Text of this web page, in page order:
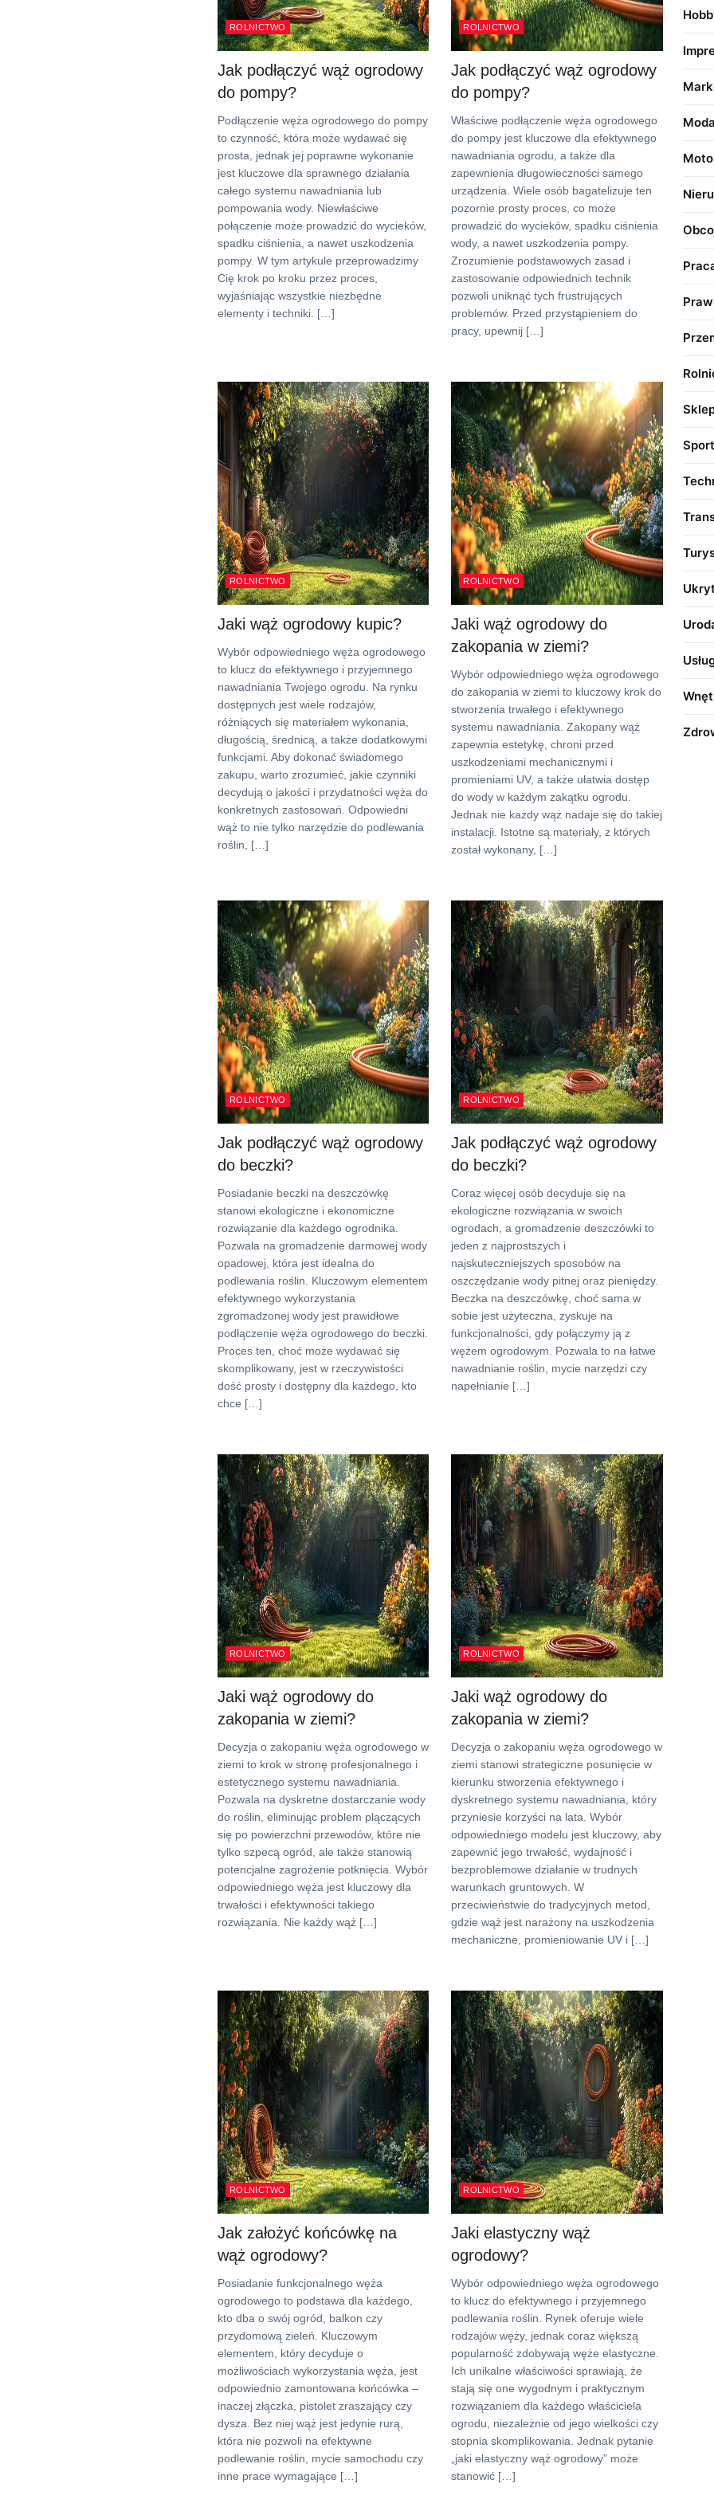
ROLNICTWO
Jak podłączyć wąż ogrodowy
do pompy?
Podłączenie węża ogrodowego do pompy
to czynność, która może wydawać się
prosta, jednak jej poprawne wykonanie
jest kluczowe dla sprawnego działania
całego systemu nawadniania lub
pompowania wody. Niewłaściwe
połączenie może prowadzić do wycieków,
spadku ciśnienia, a nawet uszkodzenia
pompy. W tym artykule przeprowadzimy
Cię krok po kroku przez proces,
wyjaśniając wszystkie niezbędne
elementy i techniki. […]
ROLNICTWO
Jak podłączyć wąż ogrodowy
do pompy?
Właściwe podłączenie węża ogrodowego
do pompy jest kluczowe dla efektywnego
nawadniania ogrodu, a także dla
zapewnienia długowieczności samego
urządzenia. Wiele osób bagatelizuje ten
pozornie prosty proces, co może
prowadzić do wycieków, spadku ciśnienia
wody, a nawet uszkodzenia pompy.
Zrozumienie podstawowych zasad i
zastosowanie odpowiednich technik
pozwoli uniknąć tych frustrujących
problemów. Przed przystąpieniem do
pracy, upewnij […]
ROLNICTWO
Jaki wąż ogrodowy kupic?
Wybór odpowiedniego węża ogrodowego
to klucz do efektywnego i przyjemnego
nawadniania Twojego ogrodu. Na rynku
dostępnych jest wiele rodzajów,
różniących się materiałem wykonania,
długością, średnicą, a także dodatkowymi
funkcjami. Aby dokonać świadomego
zakupu, warto zrozumieć, jakie czynniki
decydują o jakości i przydatności węża do
konkretnych zastosowań. Odpowiedni
wąż to nie tylko narzędzie do podlewania
roślin, […]
ROLNICTWO
Jaki wąż ogrodowy do
zakopania w ziemi?
Wybór odpowiedniego węża ogrodowego
do zakopania w ziemi to kluczowy krok do
stworzenia trwałego i efektywnego
systemu nawadniania. Zakopany wąż
zapewnia estetykę, chroni przed
uszkodzeniami mechanicznymi i
promieniami UV, a także ułatwia dostęp
do wody w każdym zakątku ogrodu.
Jednak nie każdy wąż nadaje się do takiej
instalacji. Istotne są materiały, z których
został wykonany, […]
ROLNICTWO
Jak podłączyć wąż ogrodowy
do beczki?
Posiadanie beczki na deszczówkę
stanowi ekologiczne i ekonomiczne
rozwiązanie dla każdego ogrodnika.
Pozwala na gromadzenie darmowej wody
opadowej, która jest idealna do
podlewania roślin. Kluczowym elementem
efektywnego wykorzystania
zgromadzonej wody jest prawidłowe
podłączenie węża ogrodowego do beczki.
Proces ten, choć może wydawać się
skomplikowany, jest w rzeczywistości
dość prosty i dostępny dla każdego, kto
chce […]
ROLNICTWO
Jak podłączyć wąż ogrodowy
do beczki?
Coraz więcej osób decyduje się na
ekologiczne rozwiązania w swoich
ogrodach, a gromadzenie deszczówki to
jeden z najprostszych i
najskuteczniejszych sposobów na
oszczędzanie wody pitnej oraz pieniędzy.
Beczka na deszczówkę, choć sama w
sobie jest użyteczna, zyskuje na
funkcjonalności, gdy połączymy ją z
wężem ogrodowym. Pozwala to na łatwe
nawadnianie roślin, mycie narzędzi czy
napełnianie […]
ROLNICTWO
Jaki wąż ogrodowy do
zakopania w ziemi?
Decyzja o zakopaniu węża ogrodowego w
ziemi to krok w stronę profesjonalnego i
estetycznego systemu nawadniania.
Pozwala na dyskretne dostarczanie wody
do roślin, eliminując problem plączących
się po powierzchni przewodów, które nie
tylko szpecą ogród, ale także stanowią
potencjalne zagrożenie potknięcia. Wybór
odpowiedniego węża jest kluczowy dla
trwałości i efektywności takiego
rozwiązania. Nie każdy wąż […]
ROLNICTWO
Jaki wąż ogrodowy do
zakopania w ziemi?
Decyzja o zakopaniu węża ogrodowego w
ziemi stanowi strategiczne posunięcie w
kierunku stworzenia efektywnego i
dyskretnego systemu nawadniania, który
przyniesie korzyści na lata. Wybór
odpowiedniego modelu jest kluczowy, aby
zapewnić jego trwałość, wydajność i
bezproblemowe działanie w trudnych
warunkach gruntowych. W
przeciwieństwie do tradycyjnych metod,
gdzie wąż jest narażony na uszkodzenia
mechaniczne, promieniowanie UV i […]
ROLNICTWO
Jak założyć końcówkę na
wąż ogrodowy?
Posiadanie funkcjonalnego węża
ogrodowego to podstawa dla każdego,
kto dba o swój ogród, balkon czy
przydomową zieleń. Kluczowym
elementem, który decyduje o
możliwościach wykorzystania węża, jest
odpowiednio zamontowana końcówka –
inaczej złączka, pistolet zraszający czy
dysza. Bez niej wąż jest jedynie rurą,
która nie pozwoli na efektywne
podlewanie roślin, mycie samochodu czy
inne prace wymagające […]
ROLNICTWO
Jaki elastyczny wąż
ogrodowy?
Wybór odpowiedniego węża ogrodowego
to klucz do efektywnego i przyjemnego
podlewania roślin. Rynek oferuje wiele
rodzajów węży, jednak coraz większą
popularność zdobywają węże elastyczne.
Ich unikalne właściwości sprawiają, że
stają się one wygodnym i praktycznym
rozwiązaniem dla każdego właściciela
ogrodu, niezależnie od jego wielkości czy
stopnia skomplikowania. Jednak pytanie
„jaki elastyczny wąż ogrodowy” może
stanowić […]
Sport